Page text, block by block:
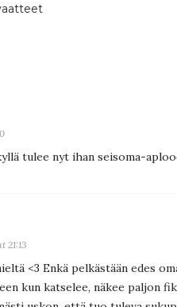
tulee nyt ihan seisoma-
21:13
<3 Enkä pelkästään edes
kun katselee, näkee paljon